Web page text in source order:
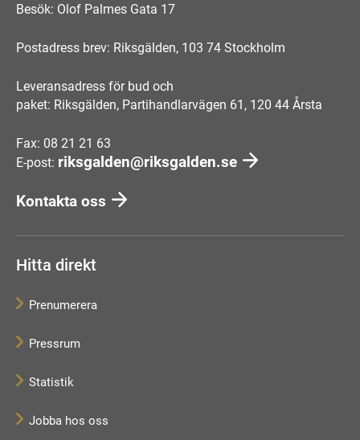
Besök: Olof Palmes Gata 17
Postadress brev: Riksgälden, 103 74 Stockholm
Leveransadress för bud och
paket: Riksgälden, Partihandlarvägen 61, 120 44 Årsta
Fax: 08 21 21 63
E-post: riksgalden@riksgalden.se
Kontakta oss
Hitta direkt
Prenumerera
Pressrum
Statistik
Jobba hos oss